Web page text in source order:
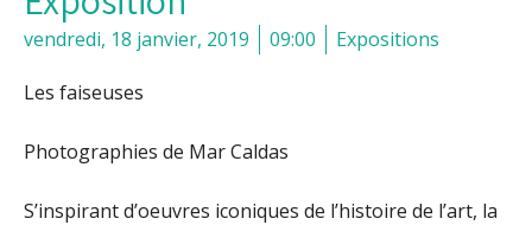
vendredi, 18 janvier, 2019 09:00 Expositions
Les faiseuses
Photographies de Mar Caldas
S’inspirant d’oeuvres iconiques de l’histoire de l’art, la